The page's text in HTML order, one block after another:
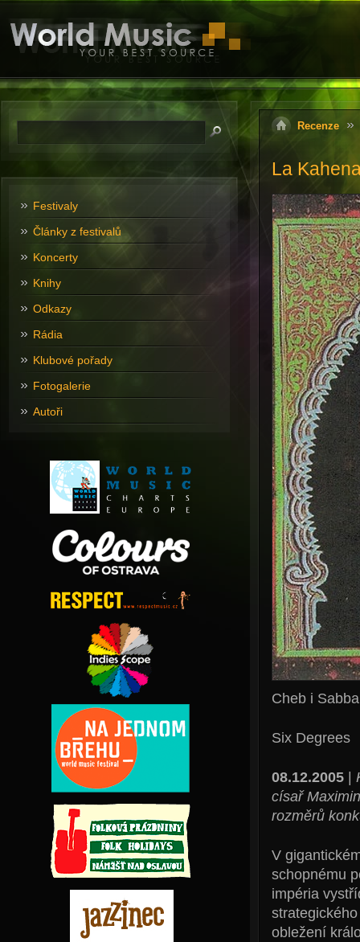
Recenze
La
Cheb i
Six Degrees
08.12.2005|
císař
rozměrů
V
schopnému
impéria
obležení
Festivaly
Články z festivalů
Koncerty
Knihy
Odkazy
Rádia
Klubové pořady
Fotogalerie
Autoři